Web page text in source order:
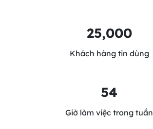
25,000
Khách hàng tin dùng
54
Giờ làm việc trong tuần